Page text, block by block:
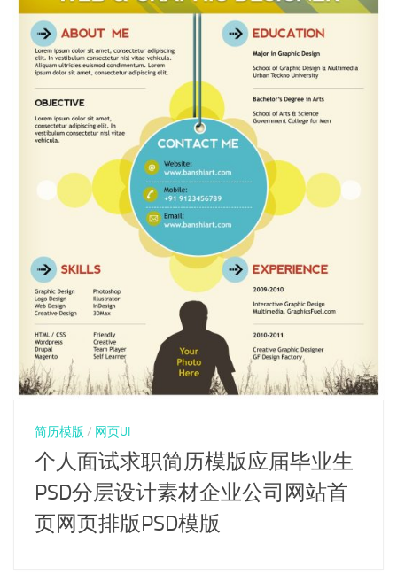
简历模版 / 网页UI
个人面试求职简历模版应届毕业生
PSD分层设计素材企业公司网站首
页网页排版PSD模版